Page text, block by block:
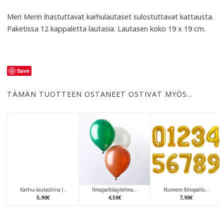
Meri Merin ihastuttavat karhulautaset sulostuttavat kattausta.
Paketissa 12 kappaletta lautasia. Lautasen koko 19 x 19 cm.
Save
TÄMÄN TUOTTEEN OSTANEET OSTIVAT MYÖS…
Karhu-lautasliina (..
5,90€
Ilmapallolajitelma,..
4,50€
Numero foliopallo,..
7,90€